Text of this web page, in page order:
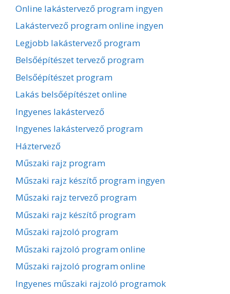
Online lakástervező program ingyen
Lakástervező program online ingyen
Legjobb lakástervező program
Belsőépítészet tervező program
Belsőépítészet program
Lakás belsőépítészet online
Ingyenes lakástervező
Ingyenes lakástervező program
Háztervező
Műszaki rajz program
Műszaki rajz készítő program ingyen
Műszaki rajz tervező program
Műszaki rajz készítő program
Műszaki rajzoló program
Műszaki rajzoló program online
Műszaki rajzoló program online
Ingyenes műszaki rajzoló programok